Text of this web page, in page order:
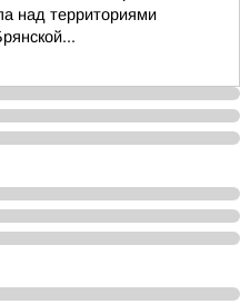
над территориями